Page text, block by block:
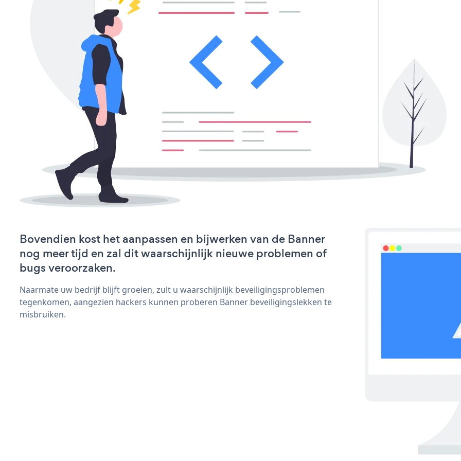
Bovendien kost het aanpassen en bijwerken van de Banner
nog meer tijd en zal dit waarschijnlijk nieuwe problemen of
bugs veroorzaken.
Naarmate uw bedrijf blijft groeien, zult u waarschijnlijk beveiligingsproblemen
tegenkomen, aangezien hackers kunnen proberen Banner beveiligingslekken te
misbruiken.